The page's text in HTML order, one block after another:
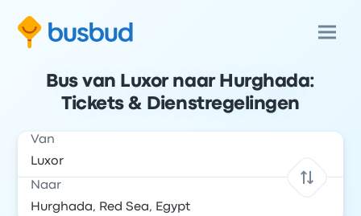
Bus van Luxor naar Hurghada:
Tickets & Dienstregelingen
Van
Naar